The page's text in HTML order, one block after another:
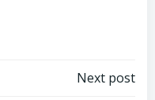
Next post